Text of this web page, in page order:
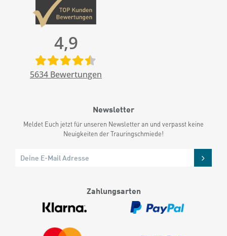
4,9
5634 Bewertungen
Newsletter
Meldet Euch jetzt für unseren Newsletter an und verpasst keine
Neuigkeiten der Trauringschmiede!
Zahlungsarten